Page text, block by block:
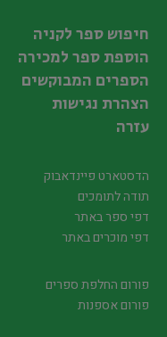
חיפוש ספר לקניה
הוספת ספר למכירה
הספרים המבוקשים
הצהרת נגישות
עזרה
הדסטארט פיינדאבוק
תודה לתומכים
דפי ספר באתר
דפי מוכרים באתר
פורום החלפת ספרים
פורום אספנות